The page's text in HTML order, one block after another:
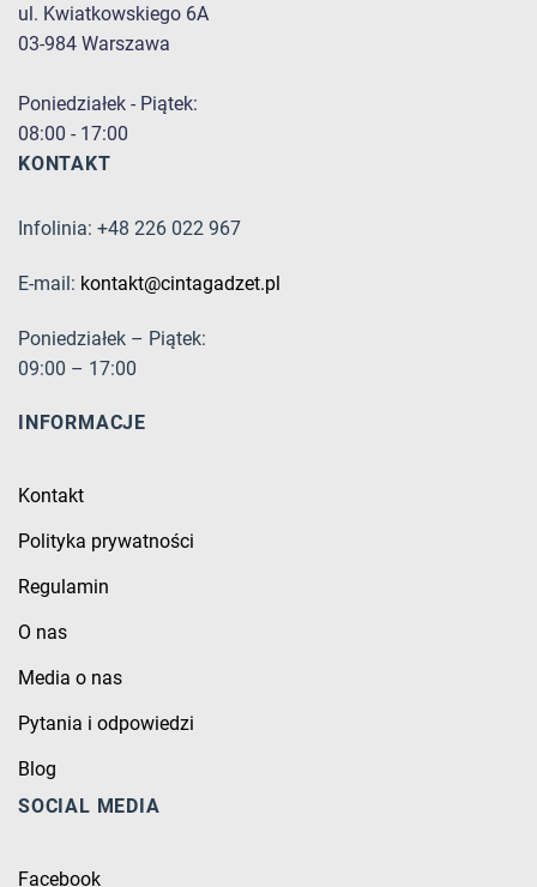
ul. Kwiatkowskiego 6A
03-984 Warszawa
Poniedziałek - Piątek:
08:00 - 17:00
KONTAKT
Infolinia: +48 226 022 967
E-mail: kontakt@cintagadzet.pl
Poniedziałek – Piątek:
09:00 – 17:00
INFORMACJE
Kontakt
Polityka prywatności
Regulamin
O nas
Media o nas
Pytania i odpowiedzi
Blog
SOCIAL MEDIA
Facebook